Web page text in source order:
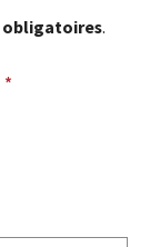
obligatoires.
*